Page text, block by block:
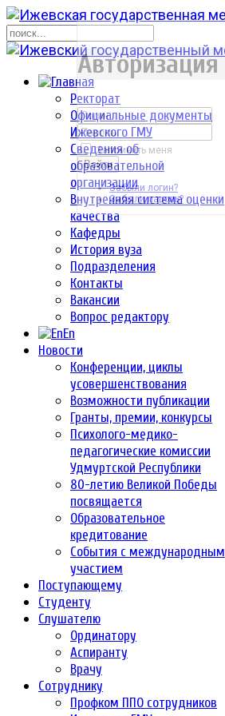
Ректорат
Официальные документы
Ижевского ГМУ
Сведения об
образовательной
организации
Внутренняя система оценки
качества
Кафедры
История вуза
Подразделения
Контакты
Вакансии
Вопрос редактору
En
Новости
Конференции, циклы
усовершенствования
Возможности публикации
Гранты, премии, конкурсы
Психолого-медико-
педагогические комиссии
Удмуртской Республики
80-летию Великой Победы
посвящается
Образовательное
кредитование
События с международным
участием
Поступающему
Студенту
Слушателю
Ординатору
Аспиранту
Врачу
Сотруднику
Профком ППО сотрудников
р
Авторизация
Запомнить меня
Войти
Забыли логин?
Забыли пароль?